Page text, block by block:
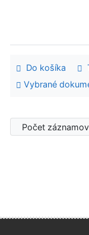
Do košíka
Vybrané
Počet